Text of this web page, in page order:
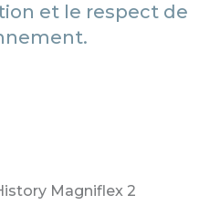
et le respect de